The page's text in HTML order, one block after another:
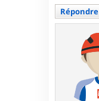
Répondre